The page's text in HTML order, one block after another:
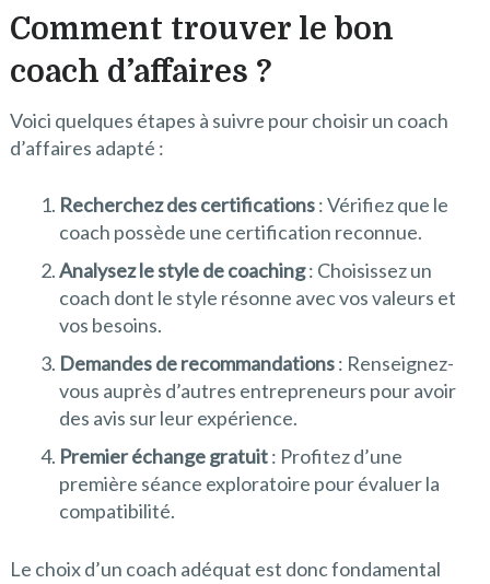
Comment trouver le bon
coach d’affaires ?
Voici quelques étapes à suivre pour choisir un coach
d’affaires adapté :
Recherchez des certifications: Vérifiez que le
coach possède une certification reconnue.
Analysez le style de coaching: Choisissez un
coach dont le style résonne avec vos valeurs et
vos besoins.
Demandes de recommandations: Renseignez-
vous auprès d’autres entrepreneurs pour avoir
des avis sur leur expérience.
Premier échange gratuit: Profitez d’une
première séance exploratoire pour évaluer la
compatibilité.
Le choix d’un coach adéquat est donc fondamental